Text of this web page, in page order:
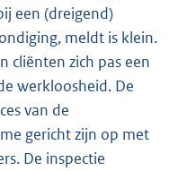
een (dreigend)
meldt is klein.
cliënten zich pas een
werkloosheid. De
van de
gericht zijn op met
De inspectie